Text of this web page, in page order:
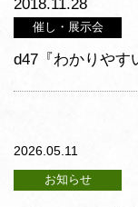
2018.11.28
催し・展示会
d47『わかりやす
2026.05.11
お知らせ